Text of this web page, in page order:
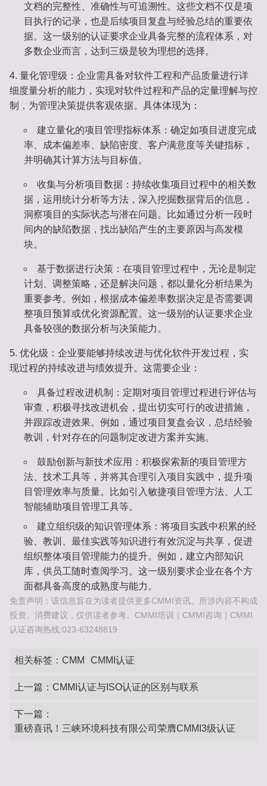
文档的完整性、准确性与可追溯性。这些文档不仅是项
目执行的记录，也是后续项目复盘与经验总结的重要依
据。这一级别的认证要求企业具备完整的流程体系，对
多数企业而言，达到三级是较为理想的选择。
量化管理级 ：企业需具备对软件工程和产品质量进行详
细度量分析的能力，实现对软件过程和产品的定量理解与控
制，为管理决策提供客观依据。具体体现为：
建立量化的项目管理指标体系 ：确定如项目进度完成
率、成本偏差率、缺陷密度、客户满意度等关键指标，
并明确其计算方法与目标值。
收集与分析项目数据 ：持续收集项目过程中的相关数
据，运用统计分析等方法，深入挖掘数据背后的信息，
洞察项目的实际状态与潜在问题。比如通过分析一段时
间内的缺陷数据，找出缺陷产生的主要原因与高发模
块。
基于数据进行决策 ：在项目管理过程中，无论是制定
计划、调整策略，还是解决问题，都以量化分析结果为
重要参考。例如，根据成本偏差率数据决定是否需要调
整项目预算或优化资源配置。这一级别的认证要求企业
具备较强的数据分析与决策能力。
优化级 ：企业要能够持续改进与优化软件开发过程，实
现过程的持续改进与绩效提升。这需要企业：
具备过程改进机制
：定期对项目管理过程进行评估与
审查，积极寻找改进机会，提出切实可行的改进措施，
并跟踪改进效果。例如，通过项目复盘会议，总结经验
教训，针对存在的问题制定改进方案并实施。
鼓励创新与新技术应用 ：积极探索新的项目管理方
法、技术工具等，并将其合理引入项目实践中，提升项
目管理效率与质量。比如引入敏捷项目管理方法、人工
智能辅助项目管理工具等。
建立组织级的知识管理体系 ：将项目实践中积累的经
验、教训、最佳实践等知识进行有效沉淀与共享，促进
组织整体项目管理能力的提升。例如，建立内部知识
库，供员工随时查阅学习。这一级别要求企业在各个方
面都具备高度的成熟度与能力。
免责声明：该信息旨在为读者提供更多CMMI资讯。所涉内容不构成
投资、消费建议，仅供读者参考。CMMI培训｜CMMI咨询｜CMMI
认证咨询热线:023-63248819
相关标签： CMM CMMI认证
上一篇： CMMI认证与ISO认证的区别与联系
下一篇：
重磅喜讯！三峡环境科技有限公司荣膺CMMI3级认证